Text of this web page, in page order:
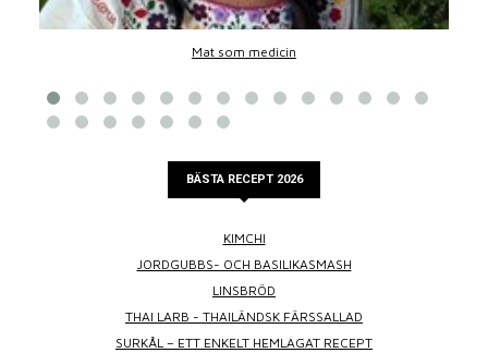
Mat som medicin
BÄSTA RECEPT 2026
KIMCHI
JORDGUBBS- OCH BASILIKASMASH
LINSBRÖD
THAI LARB - THAILÄNDSK FÄRSSALLAD
SURKÅL – ETT ENKELT HEMLAGAT RECEPT